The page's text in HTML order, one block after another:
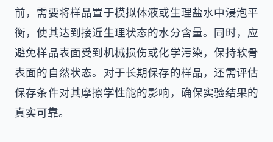
前，需要将样品置于模拟体液或生理盐水中浸泡平
衡，使其达到接近生理状态的水分含量。同时，应
避免样品表面受到机械损伤或化学污染，保持软骨
表面的自然状态。对于长期保存的样品，还需评估
保存条件对其摩擦学性能的影响，确保实验结果的
真实可靠。